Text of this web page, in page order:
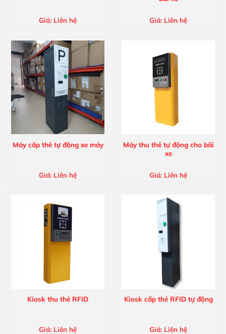
Giá: Liên hệ Giá: Liên hệ
Máy cấp thẻ tự động xe máy
Giá: Liên hệ
Máy thu thẻ tự động cho bãi
xe
Giá: Liên hệ
Kiosk thu thẻ RFID
Giá: Liên hệ
Kiosk cấp thẻ RFID tự động
Giá: Liên hệ